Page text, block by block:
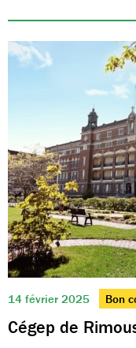
14 février 2025 Bon
Cégep de